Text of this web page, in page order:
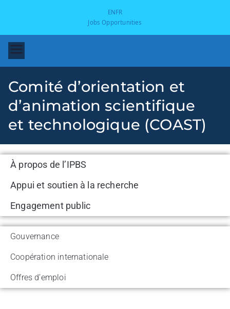
ENFR
Jobs Opportunities
I
Comité d’orientation et
d’animation scientifique
et technologique (COAST)
À propos de l’IPBS
Appui et soutien à la recherche
Engagement public
Gouvernance
Coopération internationale
Offres d’emploi